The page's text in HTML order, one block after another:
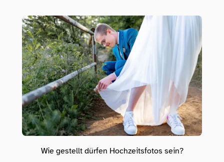
Wie gestellt dürfen Hochzeitsfotos sein?